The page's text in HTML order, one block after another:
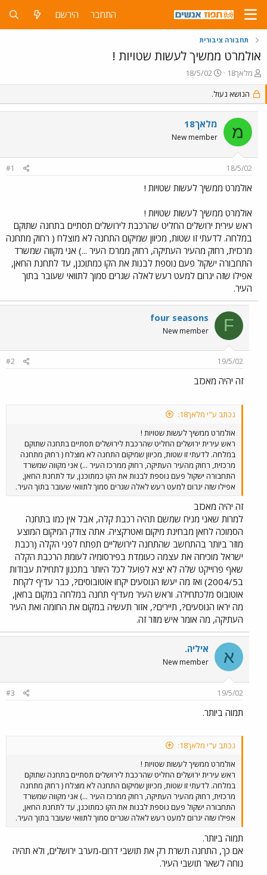
התחבר הירשם
תחבורה ציבורית
אולמרט ממשיך לעשות שטויות !
פ
ו
ת
ח
נ
ו
א
מלאך18
פ
ו
ר
ס
ב
ת
ר
18/5/02
הנושא נעול.
מ מלאך18
New member
18/5/02
#1
אולמרט ממשיך לעשות שטויות !
אולמרט ממשיך לעשות שטויות !
ראש עירית ירושלים החליט שהרכבת לירושלים תסתיים בתחנה שתוקם
במלחה. לדעתי זו שטות, מכיוון שמיקום התחנה לא מוצלח ( רחוק מתחנה
מרכזית, רחוק מהעיר העתיקה, רחוק ממרכז העיר ...) אני מקווה שמשרד
התחבורה ישקול פעם נוספת לבנות את הקו כמתוכנן, עד לתחנת החאן,
אפילו שזה יגרום למעט רעש לאלה שגרים סמוך לתוואי שעובר בתוך
העיר.
F
four seasons
New member
19/5/02
#2
זה יהיה מאכזב
נכתב ע"י מלאך18:
אולמרט ממשיך לעשות שטויות !
ראש עירית ירושלים החליט שהרכבת לירושלים תסתיים בתחנה שתוקם
במלחה. לדעתי זו שטות, מכיוון שמיקום התחנה לא מוצלח ( רחוק מתחנה
מרכזית, רחוק מהעיר העתיקה, רחוק ממרכז העיר ...) אני מקווה שמשרד
התחבורה ישקול פעם נוספת לבנות את הקו כמתוכנן, עד לתחנת החאן,
אפילו שזה יגרום למעט רעש לאלה שגרים סמוך לתוואי שעובר בתוך העיר.
זה יהיה מאכזב
למרות שאני מניח שמשם תהיה רכבת קלה, אבל אין כמו בתחנה
הסמוכה לחאן מבחינת מיקום ואטרקציה. אתה צודק המיקום המוצע
מוזר ביותר בהתחשב שהתחנה לירושליים תפתח לפני הקלה (רכבת
ישראל מוכיחה את עצמה כעומדת בפירסומיה לעומת הרכבת הקלה
שאף פרוייקט שלה לא יצא לפועל לכל היותר בתכנון לתחילת עבודות
ב2004/5) ואז מה יעשו הנוסעים יקחו אוטובוסים?, כבר עדיף לקחת
אוטובוס מלכתחילה. וראש העיר מעדיף תחנה במלחה במקום בחאן,
מה יראו הנוסעים?, תיירים?, אזור תעשיה במקום את החומה ואת העיר
העתיקה, מה אומר איש מוזר זה.
א איליה.
New member
19/5/02
#3
תמוה ביותר.
נכתב ע"י מלאך18:
אולמרט ממשיך לעשות שטויות !
ראש עירית ירושלים החליט שהרכבת לירושלים תסתיים בתחנה שתוקם
במלחה. לדעתי זו שטות, מכיוון שמיקום התחנה לא מוצלח ( רחוק מתחנה
מרכזית, רחוק מהעיר העתיקה, רחוק ממרכז העיר ...) אני מקווה שמשרד
התחבורה ישקול פעם נוספת לבנות את הקו כמתוכנן, עד לתחנת החאן,
אפילו שזה יגרום למעט רעש לאלה שגרים סמוך לתוואי שעובר בתוך העיר.
תמוה ביותר.
אם כך, התחנה תשרת רק את תושבי דרום-מערב ירושלים, ולא תהיה
נוחה לשאר תושבי העיר.